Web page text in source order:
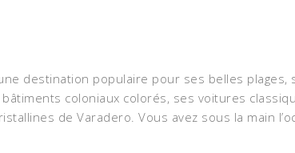
destination populaire pour ses belles
coloniaux colorés, ses voitures
de Varadero. Vous avez sous la main